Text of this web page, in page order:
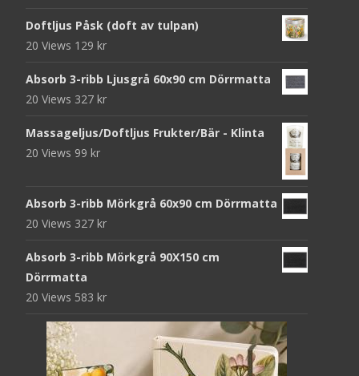
Doftljus Påsk (doft av tulpan)
20 Views 129 kr
Absorb 3-ribb Ljusgrå 60x90 cm Dörrmatta
20 Views 327 kr
Massageljus/Doftljus Frukter/Bär - Klinta
20 Views 99 kr
Absorb 3-ribb Mörkgrå 60x90 cm Dörrmatta
20 Views 327 kr
Absorb 3-ribb Mörkgrå 90X150 cm
Dörrmatta
20 Views 583 kr